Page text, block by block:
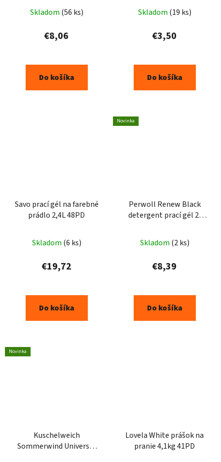
Plus 30ks
Skladom (56 ks)
€8,06
Do košíka
Skladom (19 ks)
€3,50
Do košíka
Savo prací gél na farebné
prádlo 2,4L 48PD
Skladom (6 ks)
€19,72
Do košíka
Novinka
Perwoll Renew Black
detergent prací gél 2l
Skladom (2 ks)
€8,39
Do košíka
Novinka
Kuschelweich
Sommerwind Universal
Lovela White prášok na
pranie 4,1kg 41PD